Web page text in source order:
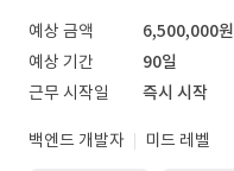
예상 금액
6,500,000원
예상 기간
90일
근무 시작일
즉시 시작
백엔드 개발자 미드 레벨